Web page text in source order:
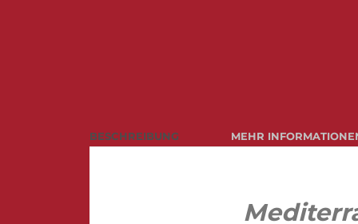
BESCHREIBUNG MEHR